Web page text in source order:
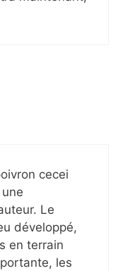
cecei
Le
développé,
en terrain
les